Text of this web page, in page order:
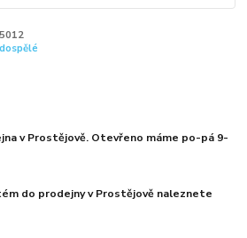
5012
dospělé
v Prostějově. Otevřeno máme po-pá 9-
do prodejny v Prostějově naleznete